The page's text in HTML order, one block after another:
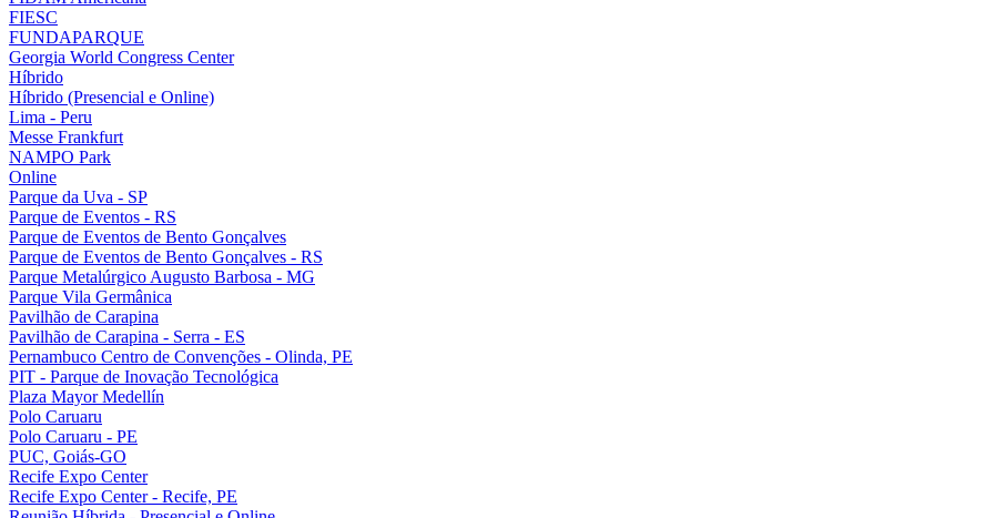
FIESC
FUNDAPARQUE
Georgia World Congress Center
Híbrido
Híbrido (Presencial e Online)
Lima - Peru
Messe Frankfurt
NAMPO Park
Online
Parque da Uva - SP
Parque de Eventos - RS
Parque de Eventos de Bento Gonçalves
Parque de Eventos de Bento Gonçalves - RS
Parque Metalúrgico Augusto Barbosa - MG
Parque Vila Germânica
Pavilhão de Carapina
Pavilhão de Carapina - Serra - ES
Pernambuco Centro de Convenções - Olinda, PE
PIT - Parque de Inovação Tecnológica
Plaza Mayor Medellín
Polo Caruaru
Polo Caruaru - PE
PUC, Goiás-GO
Recife Expo Center
Recife Expo Center - Recife, PE